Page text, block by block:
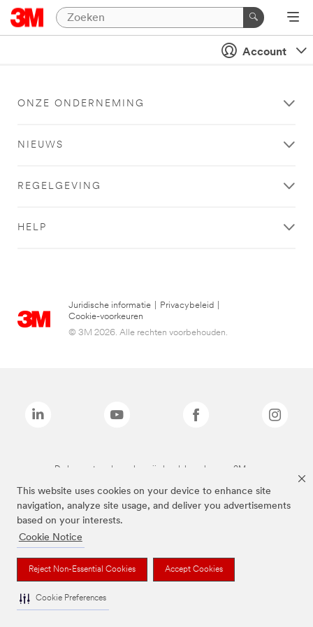
This website uses cookies on your device to enhance site
navigation, analyze site usage, and deliver you advertisements
based on your interests.
Cookie Notice
Reject Non-Essential Cookies Accept Cookies
Cookie Preferences
Account
ONZE ONDERNEMING
NIEUWS
REGELGEVING
HELP
Juridische informatie Privacybeleid
Cookie-voorkeuren
© 3M 2026. Alle rechten voorbehouden.
De bovenstaande merken zijn handelsmerken van 3M.we